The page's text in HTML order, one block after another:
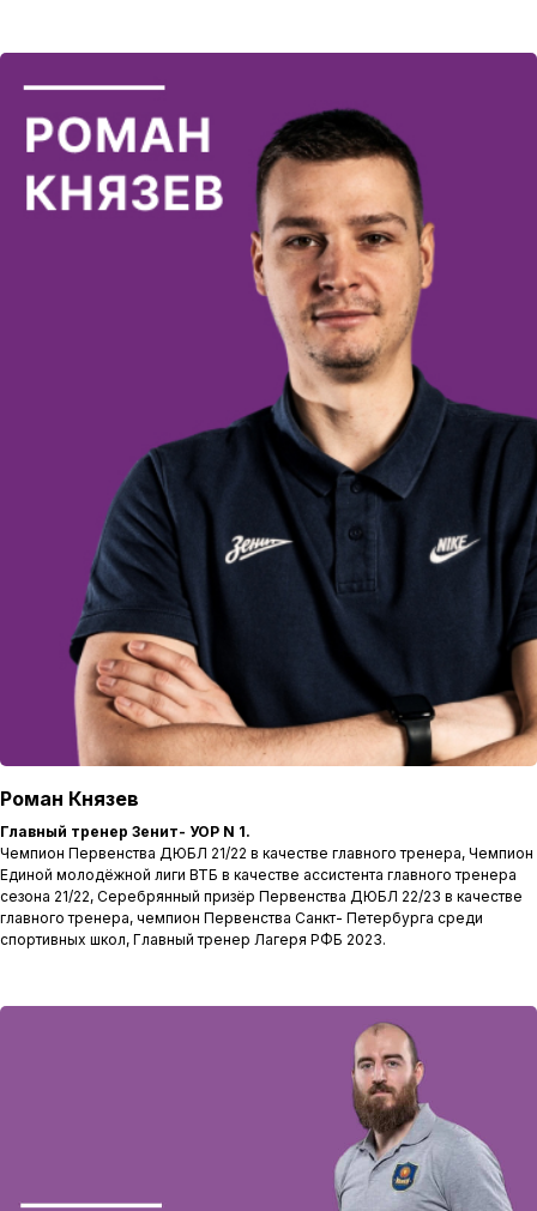
Роман Князев
Главный тренер Зенит- УОР N 1.
Чемпион Первенства ДЮБЛ 21/22 в качестве главного тренера, Чемпион
Единой молодёжной лиги ВТБ в качестве ассистента главного тренера
сезона 21/22, Серебрянный призёр Первенства ДЮБЛ 22/23 в качестве
главного тренера, чемпион Первенства Санкт- Петербурга среди
спортивных школ, Главный тренер Лагеря РФБ 2023.